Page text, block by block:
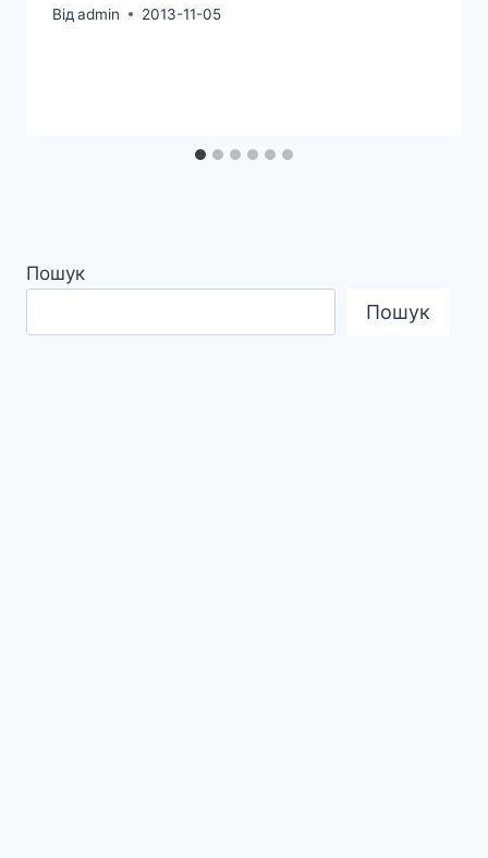
Від admin 2013-11-05
Пошук
Пошук